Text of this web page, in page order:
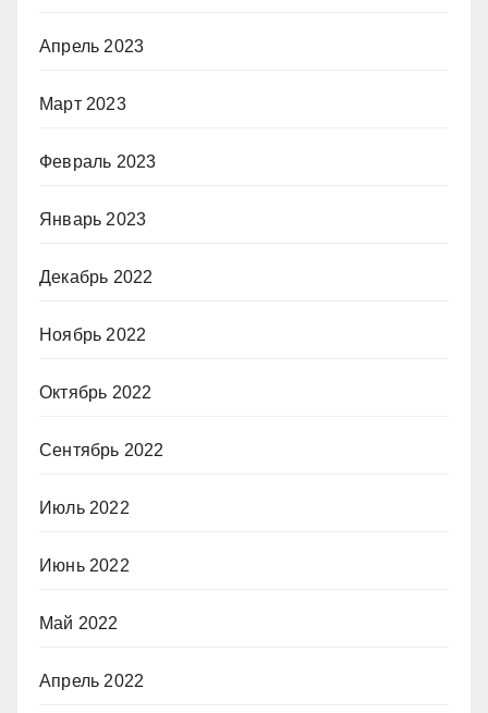
Апрель 2023
Март 2023
Февраль 2023
Январь 2023
Декабрь 2022
Ноябрь 2022
Октябрь 2022
Сентябрь 2022
Июль 2022
Июнь 2022
Май 2022
Апрель 2022